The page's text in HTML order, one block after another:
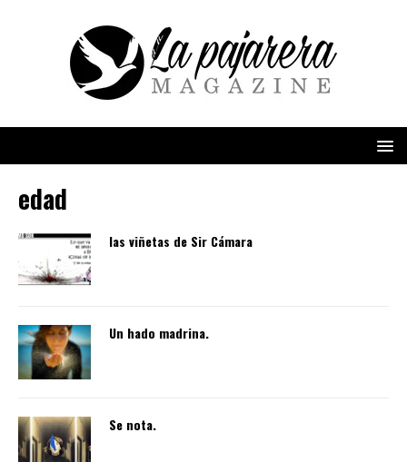
edad
las viñetas de Sir Cámara
Un hado madrina.
Se nota.